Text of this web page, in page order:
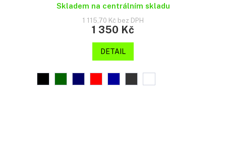
Skladem na centrálním skladu
1 115,70 Kč bez DPH
1 350 Kč
DETAIL